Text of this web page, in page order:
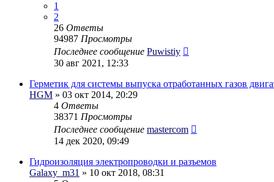
1
2
26 Ответы
94987 Просмотры
Последнее сообщение Puwistiy
30 авг 2021, 12:33
Герметик для системы выпуска отработанных газов
HGM » 03 окт 2014, 20:29
4 Ответы
38371 Просмотры
Последнее сообщение mastercom
14 дек 2020, 09:49
Гидроизоляция электропроводки и разъемов
Galaxy_m31 » 10 окт 2018, 08:31